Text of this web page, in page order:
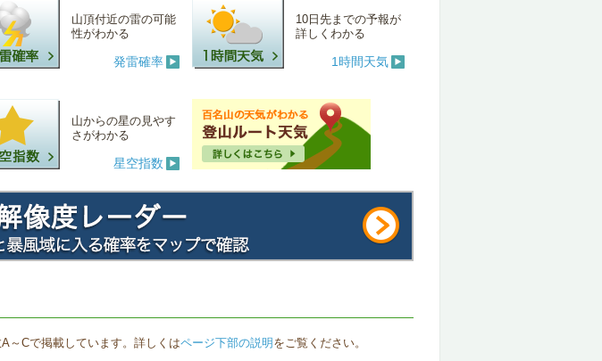
山頂付近の雷の可能
性がわかる
発雷確率
10日先までの予報が
詳しくわかる
1時間天気
山からの星の見やす
さがわかる
星空指数
～Cで掲載しています。詳しくはページ下部の説明 をご覧ください。